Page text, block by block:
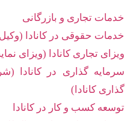
خدمات تجاری و بازرگانی
خدمات حقوقی در کانادا
ویزای تجاری کانادا (ویزای
سرمایه گذاری در کانادا
گذاری کانادا)
توسعه کسب و کار در کانادا